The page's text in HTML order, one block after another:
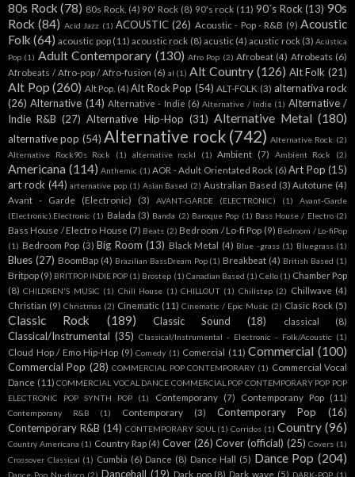
80s Rock (78) 80s Rock. (4) 90' Rock (8) 90's rock (11) 90´s Rock (13) 90s
Rock (84) Acid Jazz (1) ACOUSTIC (26) Acoustic - Pop - R&B (9) Acoustic
Folk (64) acoustic pop (11) acoustic rock (8) acustic (4) acustic rock (3) Acústica
Pop (1) Adult Contemporary (130) Afro Pop (2) Afrobeat (4) Afrobeats (6)
Afrobeats / Afro-pop / Afro-fusion (6) al (1) Alt Country (126) Alt Folk (21)
Alt Pop (260) Alt Pop. (4) Alt Rock Pop (54) ALT-FOLK (3) alternativa rock
(26) Alternative (14) Alternative - Indie (6) Alternative / Indie (1) Alternative /
Indie R&B (27) Alternative Hip-Hop (31) Alternative Metal (180)
alternative pop (54) Alternative rock (742) Alternative Rock. (2)
Alternative Rock90s Rock
(1) alternative rockl (1) Ambient (7) Ambient Rock (2)
Americana (114) Anthemic (1) AOR - Adult Orientated Rock (6) Art Pop (15)
art rock (44) arternative pop (1) Asian Based (2) Australian Based (3) Autotune (4)
Avant - Garde (Electronic)
(3) AVANT-GARDE (ELECTRONIC) (1)
Avant-Garde
(Electronic).Electronic (1) Balada (3) Banda (2) Baroque Pop (1) Bass House / Electro (2)
Bass House / Electro House (7) Beats (2) Bedroom / Lo-fi Pop (9) Bedroom / Lo-fiPop
(1) Bedroom Pop (3) Big Room (13) Black Metal (4) Blue -grass (1) Bluegrass (1)
Blues (27) BoomBap (4) Brazilian BassDream Pop (1) Breakbeat (4) British Based (1)
Britpop (9) BRITPOP INDIE POP (1) Brostep (1) Canadian Based (1) Cello (1) Chamber Pop
(8) CHILDREN'S MUSIC (1) Chill House (1) CHILLOUT (1) Chillstep (2) Chillwave (4)
Christian (9) Christmas (2) Cinematic (11) Cinematic / Epic Music (2) Clasic Rock (5)
Classic Rock (189) Classic Sound (18) classical (8)
Classical/Instrumental (35) Classical/Instrumental - Electronic - Folk/Acoustic (1)
Cloud Hop / Emo Hip-Hop (9) Comedy (1) Comercial (11) Commercial (100)
Commercial Pop (28) COMMERCIAL POP CONTEMPORARY (1) Commercial Vocal
Dance (11) COMMERCIAL VOCAL DANCE COMMERCIAL POP CONTEMPORARY POP POP
ELECTRONIC POP SYNTH POP
(1) Contemporany (7) Contemporany Pop (11)
Contemporany R&B (1) Contemporary (3) Contemporary Pop
(16)
Contemporary R&B (14) CONTEMPORARY SOUL (1) Corridos (1) Country (96)
Country Americana (1) Country Rap (4) Cover (26) Cover (official) (25) Covers (1)
Crossover Classical (1) Cumbia (6) Dance (8) Dance Hall (5) Dance Pop (204)
Dance Pop Nu-disco (2) Dancehall (19) Dark pop (8) Dark wave (5) DARK-POP (1)